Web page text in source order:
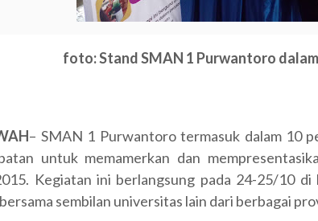
foto: Stand SMAN 1 Purwantoro
– SMAN 1 Purwantoro termasuk dalam 10
untuk memamerkan dan
Kegiatan ini berlangsung pada 24-25/10
sembilan universitas lain dari berbagai